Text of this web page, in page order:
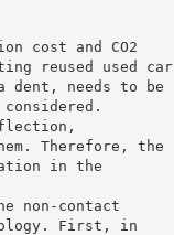
cost and CO2
reused used car
dent, needs to be
Therefore, the
in the
non-contact
First, in